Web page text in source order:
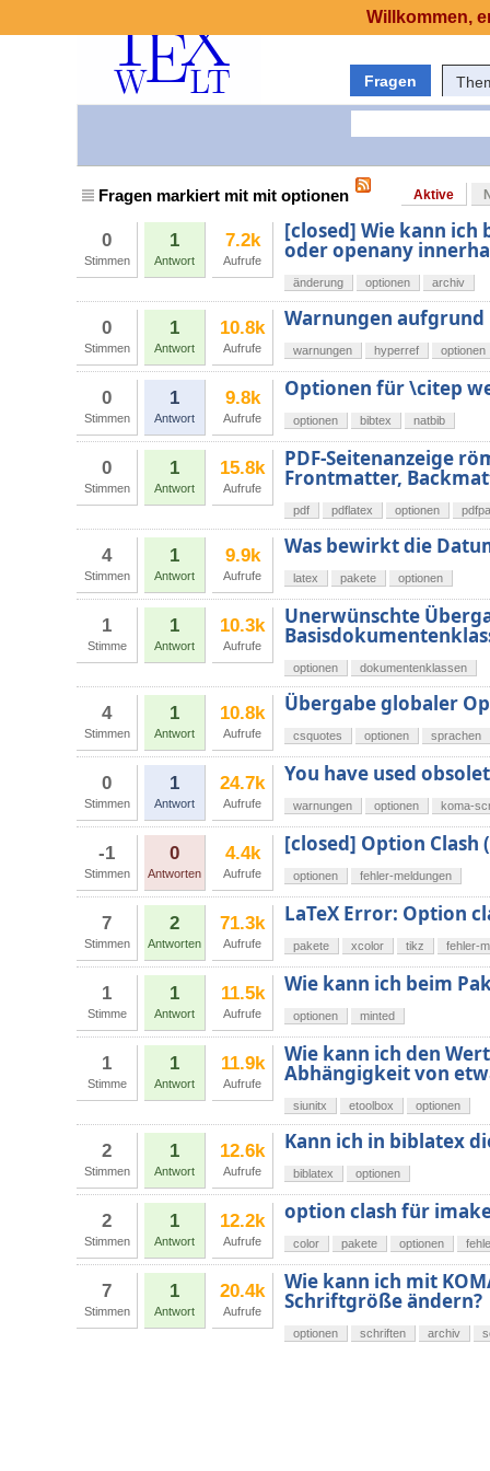
Fragen
Fragen markiert mit mit optionen Aktive
0
Stimmen
1
Antwort
7.2k
Aufrufe
[closed] Wie kann ich
oder openany
änderung optionen archiv
0
Stimmen
1
Antwort
10.8k
Aufrufe
Warnungen
warnungen hyperref optionen
0
Stimmen
1
Antwort
9.8k
Aufrufe
Optionen für \citep
optionen bibtex natbib
0
Stimmen
1
Antwort
15.8k
Aufrufe
PDF-Seitenanzeige
Frontmatter,
pdf pdflatex optionen
4
Stimmen
1
Antwort
9.9k
Aufrufe
Was bewirkt die
latex pakete optionen
1
Stimme
1
Antwort
10.3k
Aufrufe
Unerwünschte
optionen dokumentenklassen
4
Stimmen
1
Antwort
10.8k
Aufrufe
Übergabe globaler
csquotes optionen sprachen
0
Stimmen
1
Antwort
24.7k
Aufrufe
You have used
warnungen optionen koma-
-1
Stimmen
0
Antworten
4.4k
Aufrufe
[closed] Option
optionen fehler-meldungen
7
Stimmen
2
Antworten
71.3k
Aufrufe
LaTeX Error: Option
pakete xcolor tikz fehler-
1
Stimme
1
Antwort
11.5k
Aufrufe
Wie kann ich beim
optionen minted
1
Stimme
1
Antwort
11.9k
Aufrufe
Wie kann ich den
Abhängigkeit von
siunitx etoolbox optionen
2
Stimmen
1
Antwort
12.6k
Aufrufe
Kann ich in biblatex
biblatex optionen
2
Stimmen
1
Antwort
12.2k
Aufrufe
option clash für
color pakete optionen
7
Stimmen
1
Antwort
20.4k
Aufrufe
Wie kann ich mit
Schriftgröße ändern?
optionen schriften archiv
Willkommen,